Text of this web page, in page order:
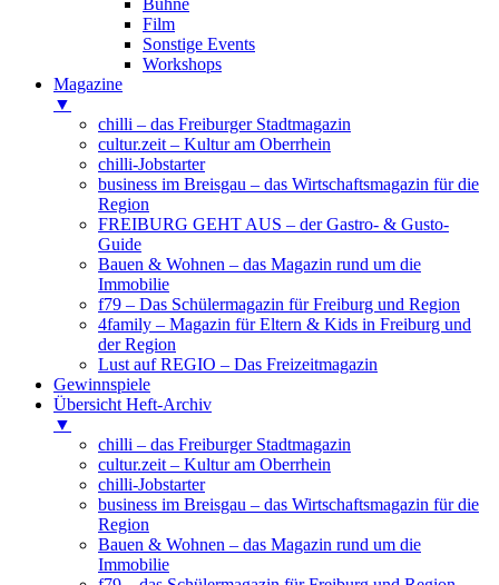
Film
Sonstige Events
Workshops
Magazine
▼
chilli – das Freiburger Stadtmagazin
cultur.zeit – Kultur am Oberrhein
chilli-Jobstarter
business im Breisgau – das Wirtschaftsmagazin für die
Region
FREIBURG GEHT AUS – der Gastro- & Gusto-
Guide
Bauen & Wohnen – das Magazin rund um die
Immobilie
f79 – Das Schülermagazin für Freiburg und Region
4family – Magazin für Eltern & Kids in Freiburg und
der Region
Lust auf REGIO – Das Freizeitmagazin
Gewinnspiele
Übersicht Heft-Archiv
▼
chilli – das Freiburger Stadtmagazin
cultur.zeit – Kultur am Oberrhein
chilli-Jobstarter
business im Breisgau – das Wirtschaftsmagazin für die
Region
Bauen & Wohnen – das Magazin rund um die
Immobilie